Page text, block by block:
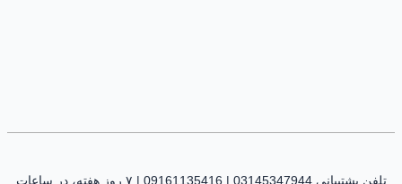
تلفن پشتیبانی 03145347944 | 09161135416 | ۷ روز هفته، در ساعات